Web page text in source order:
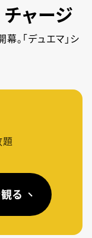
ャージ
。「デュエマ」シ
る